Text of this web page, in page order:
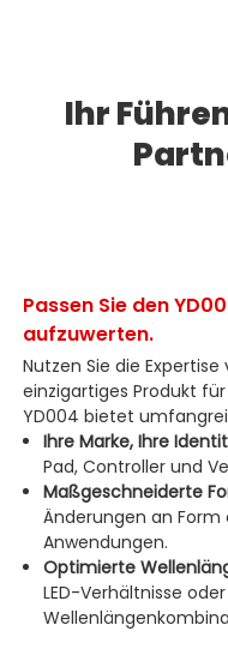
Ihr
Passen Sie den
aufzuwerten.
Nutzen Sie die Expertise
einzigartiges Produkt
YD004 bietet
Ihre Marke, Ihre
Pad, Controller und
Maßgeschneiderte
Änderungen an
Anwendungen.
Optimierte
LED-Verhältnisse